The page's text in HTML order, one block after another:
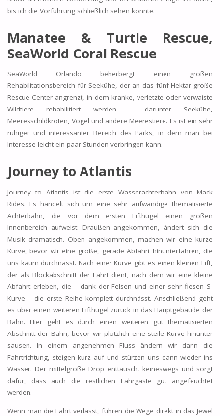
bis ich die Vorführung schließlich sehen konnte.
Manatee & Turtle Rescue,
SeaWorld Coral Rescue
SeaWorld Orlando beherbergt einen großen
Rehabilitationsbereich für Seekühe, der an das fünf Hektar große
Rescue Center angrenzt, in dem kranke, verletzte oder verwaiste
Wildtiere rehabilitiert werden – darunter Seekühe,
Meeresschildkröten, Vögel und andere Meerestiere. Es ist ein sehr
ruhiger und interessanter Bereich des Parks, in dem man bei
Interesse leicht ein paar Stunden verbringen kann.
Journey to Atlantis
Journey to Atlantis ist die erste Wasserachterbahn von Mack
Rides. Es handelt sich um eine sehr aufwändige thematisierte
Achterbahn, die vor dem ersten Lifthügel einen großen
Innenbereich aufweist. Draußen angekommen, ändert sich die
Musik dramatisch. Oben angekommen, machen wir eine kurze
Kurve, bevor wir eine große, gerade Abfahrt hinunterfahren, die
uns kaum durchnässt. Nach einer Kurve gibt es einen kleinen Lift,
der als Blockabschnitt der Fahrt dient, nach dem wir eine kleine
Abfahrt erleben, die – dank der Felsen und einer sehr fiesen S-
Kurve – die erste Reihe komplett durchnässt. Anschließend geht
es über einen weiteren Lifthügel zurück in das Hauptgebäude der
Bahn. Hier geht es durch einen weiteren gut thematisierten
Abschnitt der Bahn, bevor wir plötzlich eine steile Kurve hinunter
sausen. In einem angenehmen Fluss ändern wir dann die
Fahrtrichtung, steigen kurz auf und stürzen uns dann wieder ins
Wasser. Der mittelgroße Drop enttäuscht keineswegs und sorgt
dafür, dass auch die restlichen Fahrgäste gut angefeuchtet
werden.
Wenn man die Fahrt verlässt, führen die Wege direkt in das Jewel